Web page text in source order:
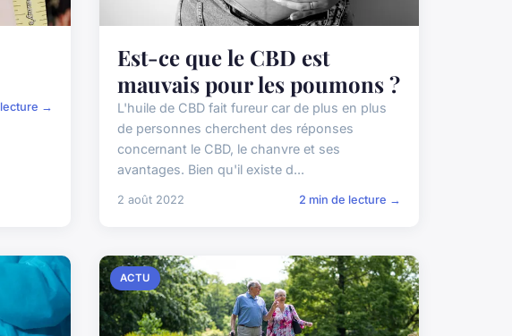
lecture →
Est-ce que le CBD est
mauvais pour les poumons ?
L'huile de CBD fait fureur car de plus en plus
de personnes cherchent des réponses
concernant le CBD, le chanvre et ses
avantages. Bien qu'il existe d...
2 août 2022 2 min de lecture →
ACTU